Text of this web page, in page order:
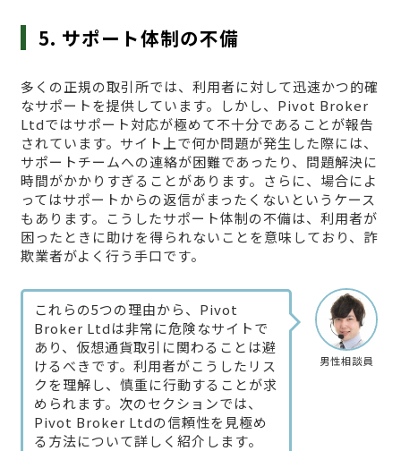
5. サポート体制の不備
多くの正規の取引所では、利用者に対して迅速かつ的確
なサポートを提供しています。しかし、Pivot Broker
Ltdではサポート対応が極めて不十分であることが報告
されています。サイト上で何か問題が発生した際には、
サポートチームへの連絡が困難であったり、問題解決に
時間がかかりすぎることがあります。さらに、場合によ
ってはサポートからの返信がまったくないというケース
もあります。こうしたサポート体制の不備は、利用者が
困ったときに助けを得られないことを意味しており、詐
欺業者がよく行う手口です。
男性相談員
これらの5つの理由から、Pivot
Broker Ltdは非常に危険なサイトで
あり、仮想通貨取引に関わることは避
けるべきです。利用者がこうしたリス
クを理解し、慎重に行動することが求
められます。次のセクションでは、
Pivot Broker Ltdの信頼性を見極め
る方法について詳しく紹介します。